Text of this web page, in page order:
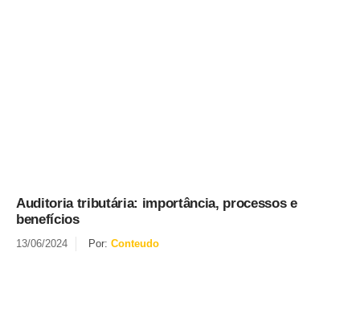
Auditoria tributária: importância, processos e
benefícios
13/06/2024 Por: Conteudo